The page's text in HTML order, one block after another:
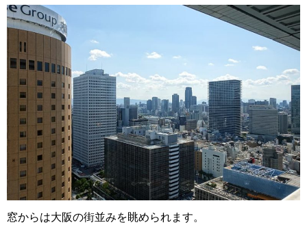
窓からは大阪の街並みを眺められます。